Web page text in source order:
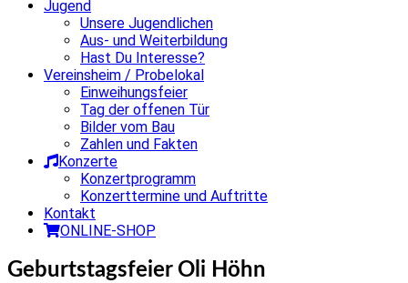
Jugend
Unsere Jugendlichen
Aus- und Weiterbildung
Hast Du Interesse?
Vereinsheim / Probelokal
Einweihungsfeier
Tag der offenen Tür
Bilder vom Bau
Zahlen und Fakten
Konzerte
Konzertprogramm
Konzerttermine und Auftritte
Kontakt
ONLINE-SHOP
Geburtstagsfeier Oli Höhn